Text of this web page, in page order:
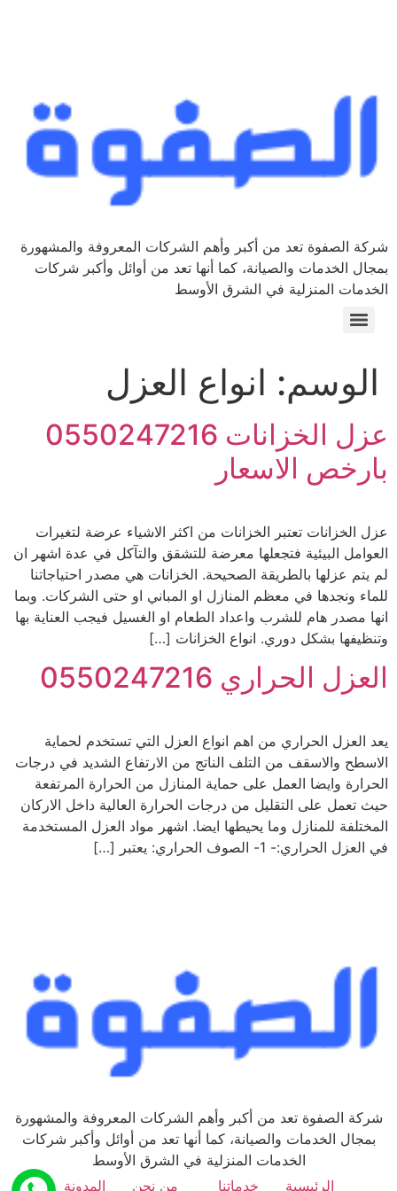
شركة الصفوة تعد من أكبر وأهم الشركات المعروفة والمشهورة
بمجال الخدمات والصيانة، كما أنها تعد من أوائل وأكبر شركات
الخدمات المنزلية في الشرق الأوسط
الوسم: انواع العزل
عزل الخزانات 0550247216
بارخص الاسعار
عزل الخزانات تعتبر الخزانات من اكثر الاشياء عرضة لتغيرات
العوامل البيئية فتجعلها معرضة للتشقق والتآكل في عدة اشهر ان
لم يتم عزلها بالطريقة الصحيحة. الخزانات هي مصدر احتياجاتنا
للماء ونجدها في معظم المنازل او المباني او حتى الشركات. وبما
انها مصدر هام للشرب واعداد الطعام او الغسيل فيجب العناية بها
وتنظيفها بشكل دوري. انواع الخزانات […]
العزل الحراري 0550247216
يعد العزل الحراري من اهم انواع العزل التي تستخدم لحماية
الاسطح والاسقف من التلف الناتج من الارتفاع الشديد في درجات
الحرارة وايضا العمل على حماية المنازل من الحرارة المرتفعة
حيث تعمل على التقليل من درجات الحرارة العالية داخل الاركان
المختلفة للمنازل وما يحيطها ايضا. اشهر مواد العزل المستخدمة
في العزل الحراري:- 1- الصوف الحراري: يعتبر […]
شركة الصفوة تعد من أكبر وأهم الشركات المعروفة والمشهورة
بمجال الخدمات والصيانة، كما أنها تعد من أوائل وأكبر شركات
الخدمات المنزلية في الشرق الأوسط
الرئيسية
خدماتنا من نحن المدونة